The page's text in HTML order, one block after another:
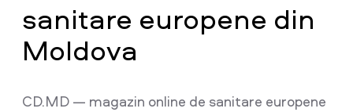
sanitare europene din
Moldova
CD.MD — magazin online de sanitare europene